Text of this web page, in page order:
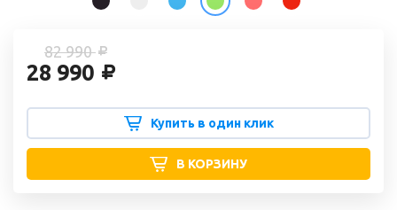
82 990
28 990
Купить в один клик
В КОРЗИНУ